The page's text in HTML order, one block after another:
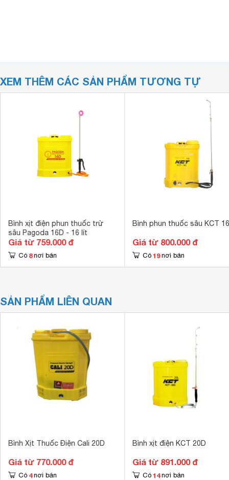
XEM THÊM CÁC SẢN PHẨM TƯƠNG TỰ
Bình xịt điện phun thuốc trừ
sâu Pagoda 16D - 16 lít
Giá từ 759.000 đ
Có 8 nơi bán
Bình phun thuốc sâu KCT
Giá từ 800.000 đ
Có 19 nơi bán
SẢN PHẨM LIÊN QUAN
Bình Xịt Thuốc Điện Cali 20D
Giá từ 770.000 đ
Có 4 nơi bán
Bình xịt điện KCT 20D
Giá từ 891.000 đ
Có 14 nơi bán